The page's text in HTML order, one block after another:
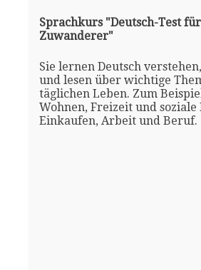
Sprachkurs "Deutsch-Test für
Zuwanderer"
Sie lernen Deutsch
und lesen über wichtige
täglichen Leben. Zum
Wohnen, Freizeit und soziale
Einkaufen, Arbeit und Beruf.